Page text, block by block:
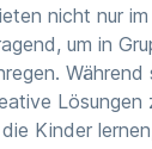
nicht nur
um in
Kinder